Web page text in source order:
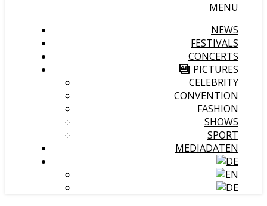
MENU
NEWS
FESTIVALS
CONCERTS
PICTURES
CELEBRITY
CONVENTION
FASHION
SHOWS
SPORT
MEDIADATEN